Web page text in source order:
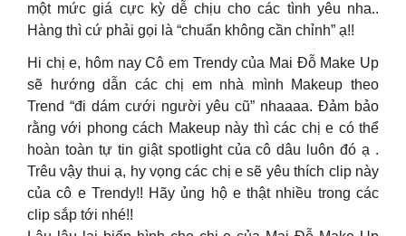
một mức giá cực kỳ dễ chịu cho các tình yêu nha..
Hàng thì cứ phải gọi là “chuẩn không cần chỉnh” ạ!!
Hi chị e, hôm nay Cô em Trendy của Mai Đỗ Make Up
sẽ hướng dẫn các chị em nhà mình Makeup theo
Trend “đi dám cưới người yêu cũ” nhaaaa. Đảm bảo
rằng với phong cách Makeup này thì các chị e có thể
hoàn toàn tự tin giật spotlight của cô dâu luôn đó ạ .
Trêu vậy thui ạ, hy vọng các chị e sẽ yêu thích clip này
của cô e Trendy!! Hãy ủng hộ e thật nhiều trong các
clip sắp tới nhé!!